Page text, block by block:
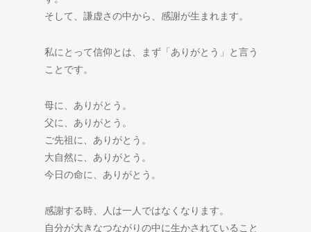
そして、謙虚さの中から、感謝が生まれます。
私にとって信仰とは、まず「ありがとう」と言う
ことです。
母に、ありがとう。
父に、ありがとう。
ご先祖に、ありがとう。
大自然に、ありがとう。
今日の命に、ありがとう。
感謝する時、人は一人ではなくなります。
自分が大きなつながりの中に生かされていること